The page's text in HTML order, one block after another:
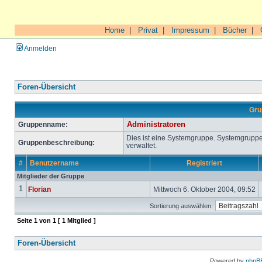
Home Privat Impressum Bücher|
Anmelden
Foren-Übersicht
Gruppenname:
Administratoren
Gruppenbeschreibung:
Dies ist eine Systemgruppe.
verwaltet.
# Benutzername Registriert
Mitglieder der Gruppe
1 Florian Mittwoch 6. Oktober 2004, 09:52
Sortierung auswählen:
Seite 1 von 1 [ 1 Mitglied ]
Foren-Übersicht